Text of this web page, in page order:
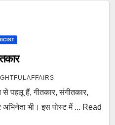
पहलू हैं, गीतकार, संगीतकार,
भी। इस पोस्ट में ... Read